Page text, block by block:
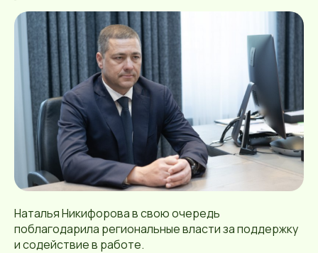
Наталья Никифорова в свою очередь
поблагодарила региональные власти за поддержку
и содействие в работе.